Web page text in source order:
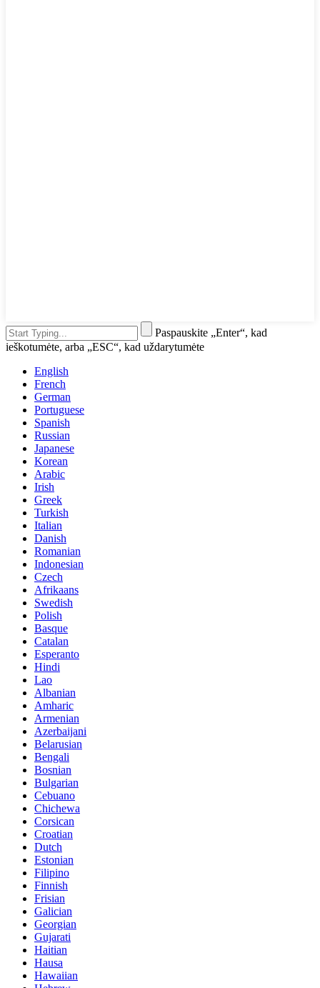
Paspauskite „Enter“, kad
ieškotumėte, arba „ESC“, kad uždarytumėte
English
French
German
Portuguese
Spanish
Russian
Japanese
Korean
Arabic
Irish
Greek
Turkish
Italian
Danish
Romanian
Indonesian
Czech
Afrikaans
Swedish
Polish
Basque
Catalan
Esperanto
Hindi
Lao
Albanian
Amharic
Armenian
Azerbaijani
Belarusian
Bengali
Bosnian
Bulgarian
Cebuano
Chichewa
Corsican
Croatian
Dutch
Estonian
Filipino
Finnish
Frisian
Galician
Georgian
Gujarati
Haitian
Hausa
Hawaiian